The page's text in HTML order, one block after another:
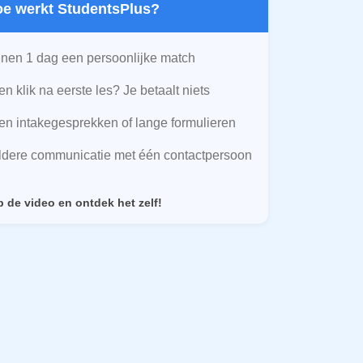
werkt StudentsPlus?
1 dag een persoonlijke match
klik na eerste les? Je betaalt niets
intakegesprekken of lange formulieren
communicatie met één contactpersoon
de video en ontdek het zelf!